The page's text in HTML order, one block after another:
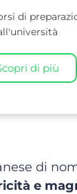
di
di più
di
e